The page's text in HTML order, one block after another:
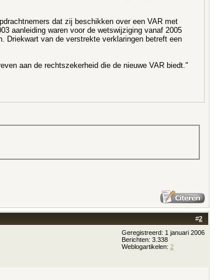
dat zij beschikken over een VAR met
aanleiding waren voor de wetswijziging vanaf 2005
Driekwart van de verstrekte verklaringen betreft een
aan de rechtszekerheid die de nieuwe VAR biedt."
#2
Geregistreerd: 1 januari 2006
Berichten: 3.338
Weblogartikelen: 2